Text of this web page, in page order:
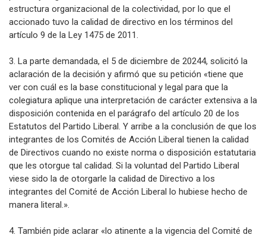
estructura organizacional de la colectividad, por lo que el
accionado tuvo la calidad de directivo en los términos del
artículo 9 de la Ley 1475 de 2011.
3. La parte demandada, el 5 de diciembre de 20244, solicitó la
aclaración de la decisión y afirmó que su petición «tiene que
ver con cuál es la base constitucional y legal para que la
colegiatura aplique una interpretación de carácter extensiva a la
disposición contenida en el parágrafo del artículo 20 de los
Estatutos del Partido Liberal. Y arribe a la conclusión de que los
integrantes de los Comités de Acción Liberal tienen la calidad
de Directivos cuando no existe norma o disposición estatutaria
que les otorgue tal calidad. Si la voluntad del Partido Liberal
viese sido la de otorgarle la calidad de Directivo a los
integrantes del Comité de Acción Liberal lo hubiese hecho de
manera literal.».
4. También pide aclarar «lo atinente a la vigencia del Comité de